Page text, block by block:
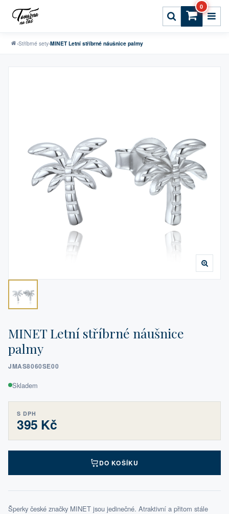
0
›Stříbrné sety›MINET Letní stříbrné náušnice palmy
MINET Letní stříbrné náušnice
palmy
JMAS8060SE00
Skladem
S DPH
395 Kč
DO KOŠÍKU
Šperky české značky MINET jsou jedinečné. Atraktivní a přitom stále